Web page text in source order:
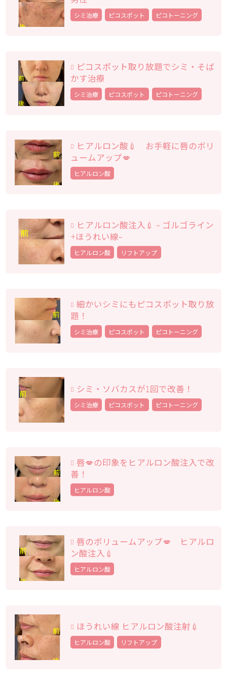
シミ治療 ピコスポット ピコトーニング
ピコスポット取り放題でシミ・そば
かす治療
シミ治療 ピコスポット ピコトーニング
ヒアルロン酸💉 お手軽に唇のボリ
ュームアップ💋
ヒアルロン酸
ヒアルロン酸注入💉 ~ ゴルゴライン
+ほうれい線~
ヒアルロン酸 リフトアップ
細かいシミにもピコスポット取り放
題！
シミ治療 ピコスポット ピコトーニング
シミ・ソバカスが1回で改善！
シミ治療 ピコスポット ピコトーニング
唇💋の印象をヒアルロン酸注入で改
善！
ヒアルロン酸
唇のボリュームアップ💋 ヒアルロ
ン酸注入💉
ヒアルロン酸
ほうれい線 ヒアルロン酸注射💉
ヒアルロン酸 リフトアップ